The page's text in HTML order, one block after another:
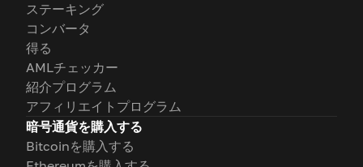
ステーキング
コンバータ
得る
AMLチェッカー
紹介プログラム
アフィリエイトプログラム
暗号通貨を購入する
Bitcoinを購入する